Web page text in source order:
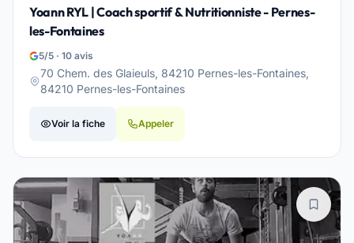
Yoann RYL | Coach sportif & Nutritionniste - Pernes-
les-Fontaines
5/5 · 10 avis
70 Chem. des Glaieuls, 84210 Pernes-les-Fontaines,
84210 Pernes-les-Fontaines
Voir la fiche Appeler